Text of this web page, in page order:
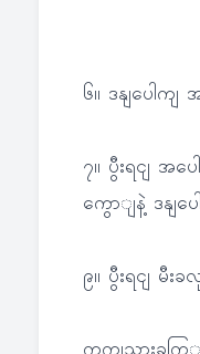
၆။ ဒနျပေါက
၇။ ပွီးရငျ အ
ကွောျနဲ့ ဒနျ
၉။ ပွီးရငျ မီး